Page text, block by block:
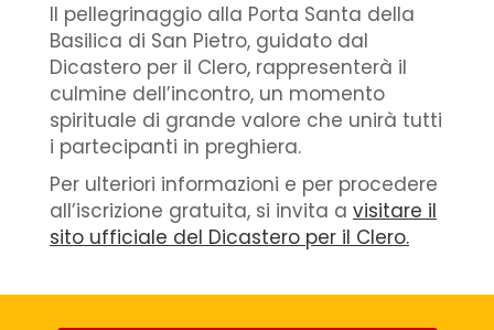
Il pellegrinaggio alla Porta Santa della
Basilica di San Pietro, guidato dal
Dicastero per il Clero, rappresenterà il
culmine dell’incontro, un momento
spirituale di grande valore che unirà tutti
i partecipanti in preghiera.
Per ulteriori informazioni e per procedere
all’iscrizione gratuita, si invita a visitare il
sito ufficiale del Dicastero per il Clero.